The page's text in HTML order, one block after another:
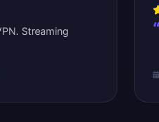
Streaming